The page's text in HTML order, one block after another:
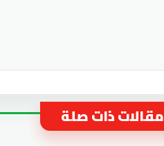
مقالات ذات صلة